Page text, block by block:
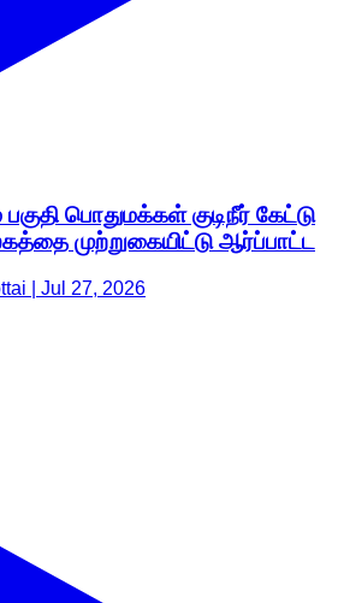
பகுதி பொதுமக்கள் குடிநீர் கேட்டு
முற்றுகையிட்டு ஆர்ப்பாட்ட
| Jul 27, 2026